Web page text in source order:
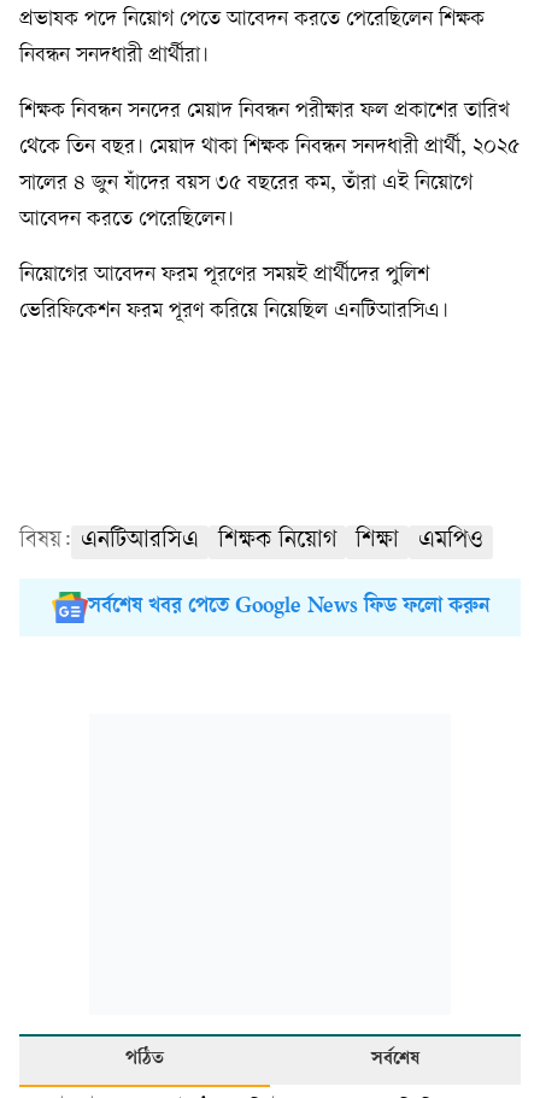
প্রভাষক পদে নিয়োগ পেতে আবেদন করতে পেরেছিলেন শিক্ষক
নিবন্ধন সনদধারী প্রার্থীরা।
শিক্ষক নিবন্ধন সনদের মেয়াদ নিবন্ধন পরীক্ষার ফল প্রকাশের তারিখ
থেকে তিন বছর। মেয়াদ থাকা শিক্ষক নিবন্ধন সনদধারী প্রার্থী, ২০২৫
সালের ৪ জুন যাঁদের বয়স ৩৫ বছরের কম, তাঁরা এই নিয়োগে
আবেদন করতে পেরেছিলেন।
নিয়োগের আবেদন ফরম পূরণের সময়ই প্রার্থীদের পুলিশ
ভেরিফিকেশন ফরম পূরণ করিয়ে নিয়েছিল এনটিআরসিএ।
বিষয়: এনটিআরসিএ শিক্ষক নিয়োগ শিক্ষা এমপিও
সর্বশেষ খবর পেতে Google News ফিড ফলো করুন
পঠিত সর্বশেষ